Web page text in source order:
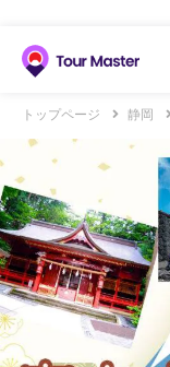
トップページ 静岡